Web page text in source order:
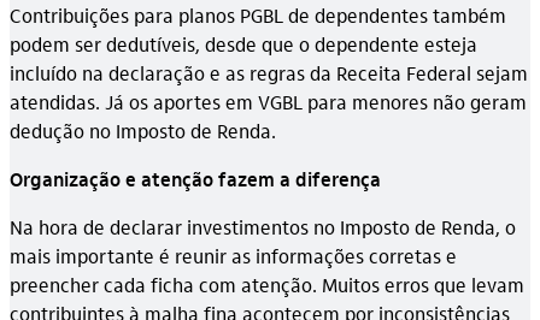
Contribuições para planos PGBL de dependentes também
podem ser dedutíveis, desde que o dependente esteja
incluído na declaração e as regras da Receita Federal sejam
atendidas. Já os aportes em VGBL para menores não geram
dedução no Imposto de Renda.
Organização e atenção fazem a diferença
Na hora de declarar investimentos no Imposto de Renda, o
mais importante é reunir as informações corretas e
preencher cada ficha com atenção. Muitos erros que levam
contribuintes à malha fina acontecem por inconsistências